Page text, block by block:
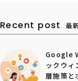
Recent post 最
Google
ックウィ
層施策と